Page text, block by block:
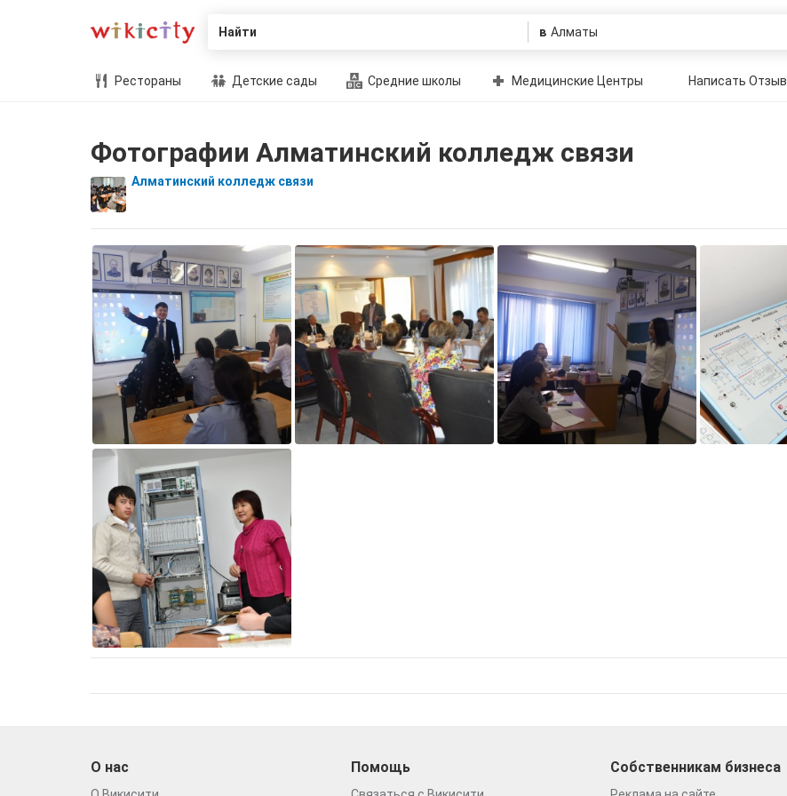
Найти в
Рестораны Детские сады Средние школы Медицинские Центры Написать Отзыв
Фотографии Алматинский колледж связи
Алматинский колледж связи
О нас Помощь Собственникам бизнеса